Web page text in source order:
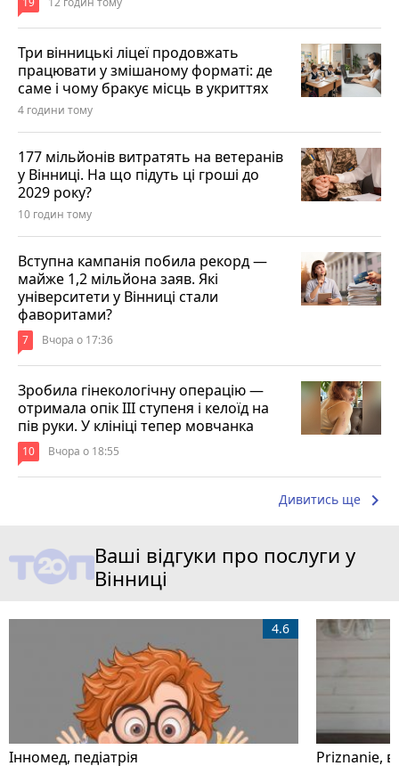
Три вінницькі ліцеї продовжать
працювати у змішаному форматі: де
саме і чому бракує місць в укриттях
4 години тому
177 мільйонів витратять на ветеранів
у Вінниці. На що підуть ці гроші до
2029 року?
10 годин тому
Вступна кампанія побила рекорд —
майже 1,2 мільйона заяв. Які
університети у Вінниці стали
фаворитами?
7 Вчора о 17:36
Зробила гінекологічну операцію —
отримала опік ІІІ ступеня і келоїд на
пів руки. У клініці тепер мовчанка
10 Вчора о 18:55
Дивитись ще keyboard_arrow_right
Ваші відгуки про послуги у
Вінниці
Інномед, педіатрія
4.6
Priznanie,